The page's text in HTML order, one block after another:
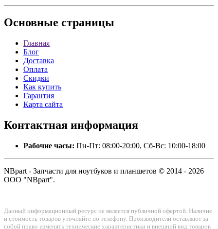
Основные страницы
Главная
Блог
Доставка
Оплата
Скидки
Как купить
Гарантия
Карта сайта
Контактная информация
Рабочие часы: Пн-Пт: 08:00-20:00, Сб-Вс: 10:00-18:00
NBpart - Запчасти для ноутбуков и планшетов © 2014 - 2026
ООО "NBpart".
Данный информационный ресурс не является публичной офертой. Наличие
и стоимость товаров уточняйте по телефону. Производители оставляют за
собой право изменять технические характеристики и внешний вид товаров